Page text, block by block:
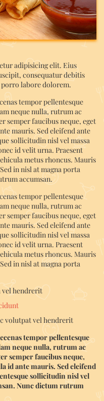
adipisicing elit. Eius
consequatur debitis
labore dolorem.
tempor pellentesque
neque nulla, rutrum ac
semper faucibus neque, eget
mauris. Sed eleifend ante
sollicitudin nisl vel massa
id velit urna. Praesent
metus rhoncus. Mauris
in nisl at magna porta
accumsan.
tempor pellentesque
neque nulla, rutrum ac
semper faucibus neque, eget
mauris. Sed eleifend ante
sollicitudin nisl vel massa
id velit urna. Praesent
metus rhoncus. Mauris
in nisl at magna porta
vel hendrerit
volutpat vel hendrerit
tempor pellentesque
neque nulla, rutrum ac
semper faucibus neque,
id ante mauris. Sed eleifend
sollicitudin nisl vel
Nunc dictum rutrum